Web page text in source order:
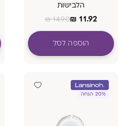
הלבישות
₪ 11.92
₪14.90
הוספה לסל
20% הנחה